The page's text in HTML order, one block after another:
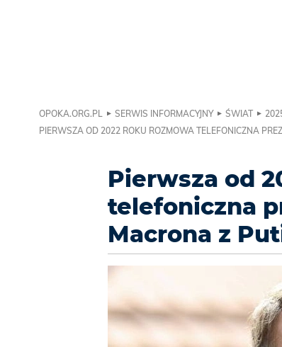
OPOKA.ORG.PL SERWIS INFORMACYJNY ŚWIAT
PIERWSZA OD 2022 ROKU ROZMOWA TELEFONICZNA
Pierwsza od
telefoniczna
Macrona z